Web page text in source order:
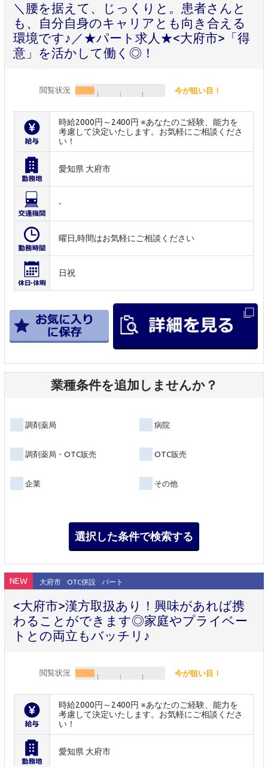
＼腰を据えて、じっくりと。患者さんと
も、自分自身のキャリアとも向き合える
環境です♪／★パート求人★<大府市>「得
意」を活かして働く◎！
閲覧状況 今が狙い目！
時給2000円～2400円 ※あなたのご経験、能力を
考慮して決定いたします。お気軽にご相談くださ
い！
愛知県 大府市
-
曜日,時間はお気軽にご相談ください
日祝
業種条件を追加しませんか？
調剤薬局 病院
調剤薬局・OTC販売 OTC販売
企業 その他
NEW 大府市 OTC併設 パート
<大府市>漢方取扱あり！興味があれば携
わることができます◎家庭やプライベー
トとの両立もバッチリ♪
閲覧状況 今が狙い目！
時給2000円～2400円 ※あなたのご経験、能力を
考慮して決定いたします。お気軽にご相談くださ
い！
愛知県 大府市